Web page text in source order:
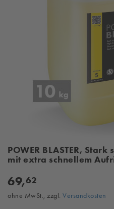
POWER BLASTER,
mit extra schnellem
69,62
ohne MwSt., zzgl. Versandkosten